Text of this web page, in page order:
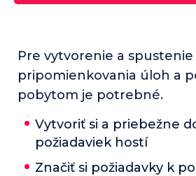
Pre vytvorenie a spustenie
pripomienkovania úloh a
pobytom je potrebné.
Vytvoriť si a priebežne
požiadaviek hostí
Značiť si požiadavky k